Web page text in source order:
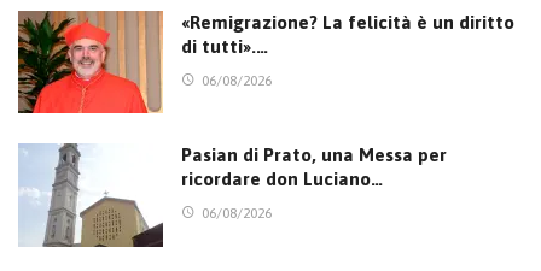
«Remigrazione? La felicità è un diritto
di tutti».…
06/08/2026
Pasian di Prato, una Messa per
ricordare don Luciano…
06/08/2026